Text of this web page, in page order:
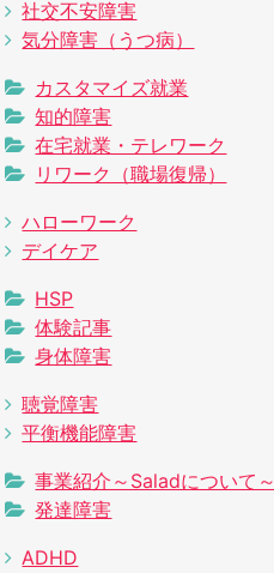
社交不安障害
気分障害（うつ病）
カスタマイズ就業
知的障害
在宅就業・テレワーク
リワーク（職場復帰）
ハローワーク
デイケア
HSP
体験記事
身体障害
聴覚障害
平衡機能障害
事業紹介～Saladについて～
発達障害
ADHD